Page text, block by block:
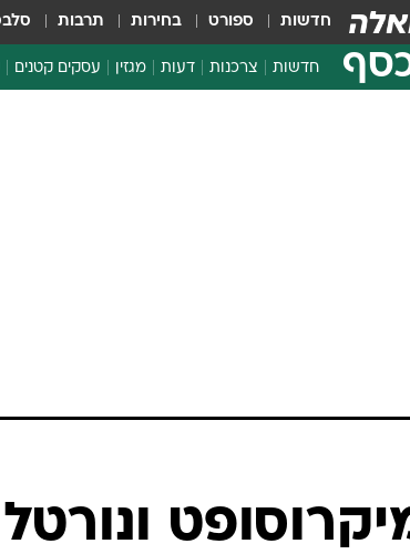
חדשות ספורט בחירות תרבות
חדשות צרכנות דעות מגזין עסקים קטנים